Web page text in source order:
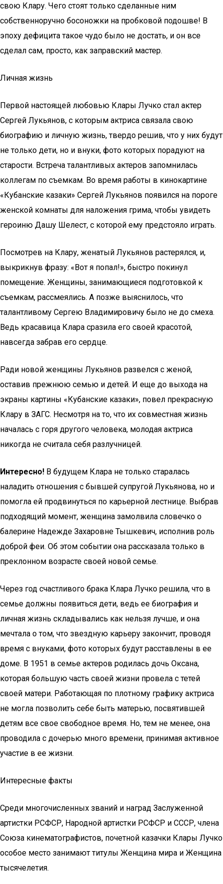
свою Клару. Чего стоят только сделанные ним
собственноручно босоножки на пробковой подошве! В
эпоху дефицита такое чудо было не достать, и он все
сделал сам, просто, как заправский мастер.
Личная жизнь
Первой настоящей любовью Клары Лучко стал актер
Сергей Лукьянов, с которым актриса связала свою
биографию и личную жизнь, твердо решив, что у них будут
не только дети, но и внуки, фото которых порадуют на
старости. Встреча талантливых актеров запомнилась
коллегам по съемкам. Во время работы в кинокартине
«Кубанские казаки» Сергей Лукьянов появился на пороге
женской комнаты для наложения грима, чтобы увидеть
героиню Дашу Шелест, с которой ему предстояло играть.
Посмотрев на Клару, женатый Лукьянов растерялся, и,
выкрикнув фразу: «Вот я попал!», быстро покинул
помещение. Женщины, занимающиеся подготовкой к
съемкам, рассмеялись. А позже выяснилось, что
талантливому Сергею Владимировичу было не до смеха.
Ведь красавица Клара сразила его своей красотой,
навсегда забрав его сердце.
Ради новой женщины Лукьянов развелся с женой,
оставив прежнюю семью и детей. И еще до выхода на
экраны картины «Кубанские казаки», повел прекрасную
Клару в ЗАГС. Несмотря на то, что их совместная жизнь
началась с горя другого человека, молодая актриса
никогда не считала себя разлучницей.
Интересно! В будущем Клара не только старалась
наладить отношения с бывшей супругой Лукьянова, но и
помогла ей продвинуться по карьерной лестнице. Выбрав
подходящий момент, женщина замолвила словечко о
балерине Надежде Захаровне Тышкевич, исполнив роль
доброй феи. Об этом событии она рассказала только в
преклонном возрасте своей новой семье.
Через год счастливого брака Клара Лучко решила, что в
семье должны появиться дети, ведь ее биография и
личная жизнь складывались как нельзя лучше, и она
мечтала о том, что звездную карьеру закончит, проводя
время с внуками, фото которых будут расставлены в ее
доме. В 1951 в семье актеров родилась дочь Оксана,
которая большую часть своей жизни провела с тетей
своей матери. Работающая по плотному графику актриса
не могла позволить себе быть матерью, посвятившей
детям все свое свободное время. Но, тем не менее, она
проводила с дочерью много времени, принимая активное
участие в ее жизни.
Интересные факты
Среди многочисленных званий и наград Заслуженной
артистки РСФСР, Народной артистки РСФСР и СССР, члена
Союза кинематографистов, почетной казачки Клары Лучко
особое место занимают титулы Женщина мира и Женщина
тысячелетия.